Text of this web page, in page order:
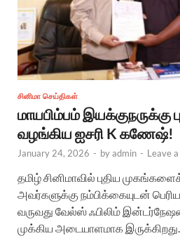
சினிமா செய்திகள்
மாயபிம்பம் இயக்குநருக்கு
வழங்கிய ஐசரி K கணேஷ்!
January 24, 2026 - byadmin - Leave
தமிழ் சினிமாவில் புதிய
அவர்களுக்கு நம்பிக்கையுடன்
வருவது வேல்ஸ் ஃபிலிம்
முக்கிய அடையாளமாக